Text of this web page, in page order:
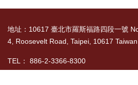
研
資
源
與
地址：10617 臺北市羅斯福路四段一號
4, Roosevelt Road, Taipei, 10617 Taiwan
TEL： 886-2-3366-8300